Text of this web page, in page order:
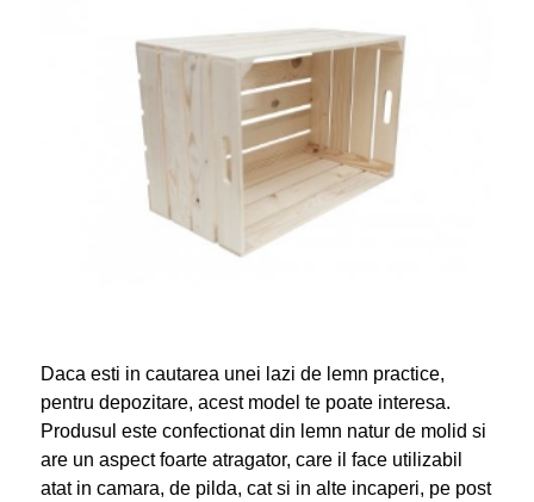
Daca esti in cautarea unei lazi de lemn practice,
pentru depozitare, acest model te poate interesa.
Produsul este confectionat din lemn natur de molid si
are un aspect foarte atragator, care il face utilizabil
atat in camara, de pilda, cat si in alte incaperi, pe post